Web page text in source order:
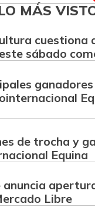
larga $
MÁS
cuestiona
sábado
de trocha y
Equina
anuncia
Libre